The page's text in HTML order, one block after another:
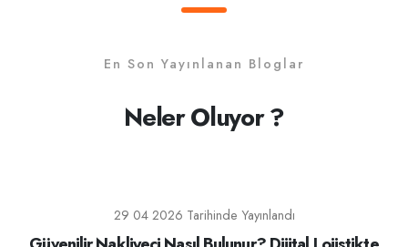
En Son Yayınlanan Bloglar
Neler Oluyor ?
29 04 2026 Tarihinde Yayınlandı